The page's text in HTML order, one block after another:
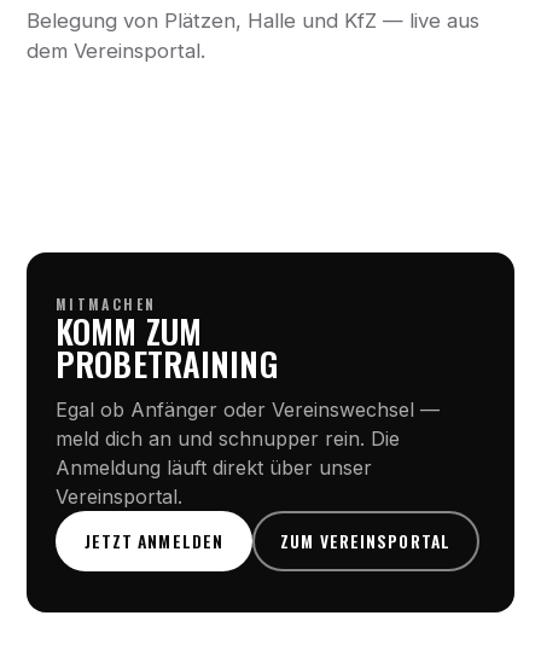
Belegung von Plätzen, Halle und KfZ — live aus
dem Vereinsportal.
MITMACHEN
KOMM ZUM
PROBETRAINING
Egal ob Anfänger oder Vereinswechsel —
meld dich an und schnupper rein. Die
Anmeldung läuft direkt über unser
Vereinsportal.
JETZT ANMELDEN
ZUM VEREINSPORTAL